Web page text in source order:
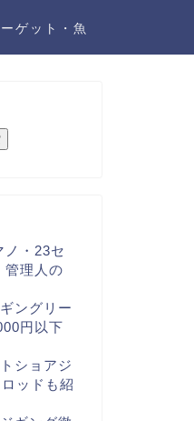
ゲット・魚
ノ・23セ
管理人の
ングリー
円以下
ショアジ
ッドも紹